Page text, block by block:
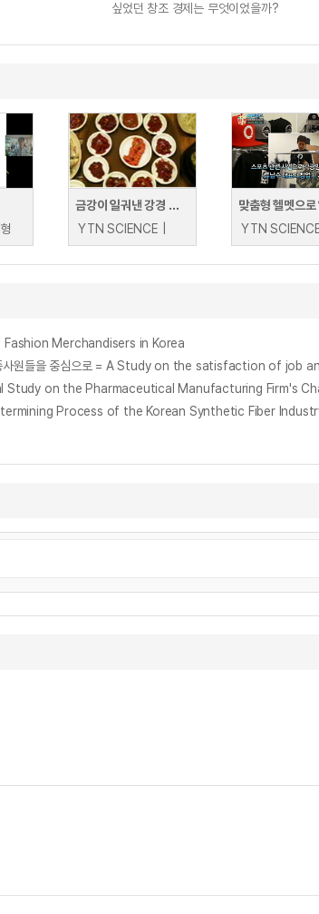
싶었던 창조 경제는 무엇이었을까?
금강이 일궈낸 강경 전통밥상
YTN SCIENCE |
Fashion Merchandisers in Korea
Study on the Pharmaceutical Manufacturing Firm's
Process of the Korean Synthetic Fiber